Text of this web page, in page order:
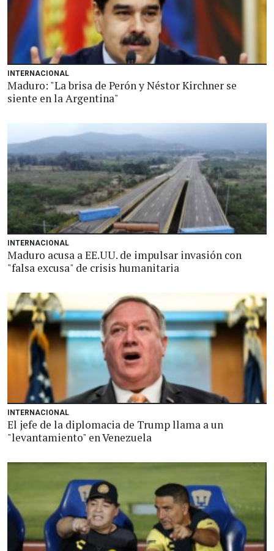
INTERNACIONAL
Maduro: "La brisa de Perón y Néstor Kirchner se
siente en la Argentina"
INTERNACIONAL
Maduro acusa a EE.UU. de impulsar invasión con
"falsa excusa" de crisis humanitaria
INTERNACIONAL
El jefe de la diplomacia de Trump llama a un
"levantamiento" en Venezuela